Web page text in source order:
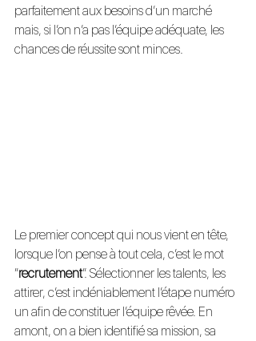
parfaitement aux besoins d’un marché
mais, si l’on n’a pas l’équipe adéquate, les
chances de réussite sont minces.
Le premier concept qui nous vient en tête,
lorsque l’on pense à tout cela, c’est le mot
“recrutement”. Sélectionner les talents, les
attirer, c’est indéniablement l’étape numéro
un afin de constituer l’équipe rêvée. En
amont, on a bien identifié sa mission, sa